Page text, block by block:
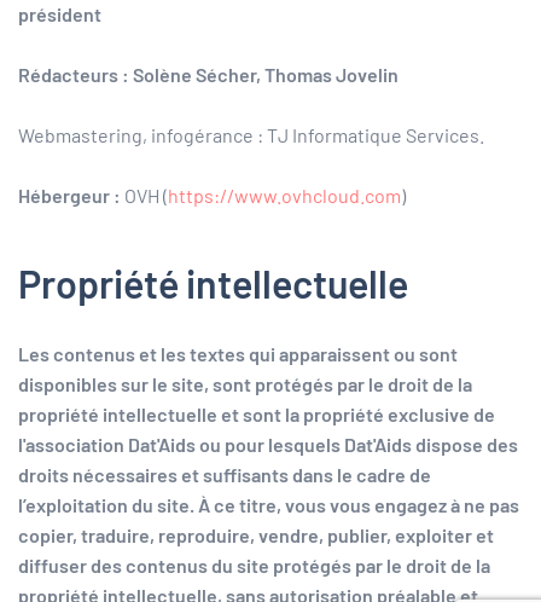
président
Rédacteurs : Solène Sécher, Thomas Jovelin
Webmastering, infogérance : TJ Informatique Services.
Hébergeur : OVH (https://www.ovhcloud.com)
Propriété intellectuelle
Les contenus et les textes qui apparaissent ou sont
disponibles sur le site, sont protégés par le droit de la
propriété intellectuelle et sont la propriété exclusive de
l'association Dat'Aids ou pour lesquels Dat'Aids dispose des
droits nécessaires et suffisants dans le cadre de
l’exploitation du site. À ce titre, vous vous engagez à ne pas
copier, traduire, reproduire, vendre, publier, exploiter et
diffuser des contenus du site protégés par le droit de la
propriété intellectuelle, sans autorisation préalable et